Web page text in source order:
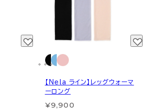
【Nela ライン】レッグウォーマ
ーロング
¥9,900